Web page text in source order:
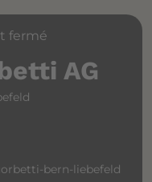
fermé
AG
bern-liebefeld